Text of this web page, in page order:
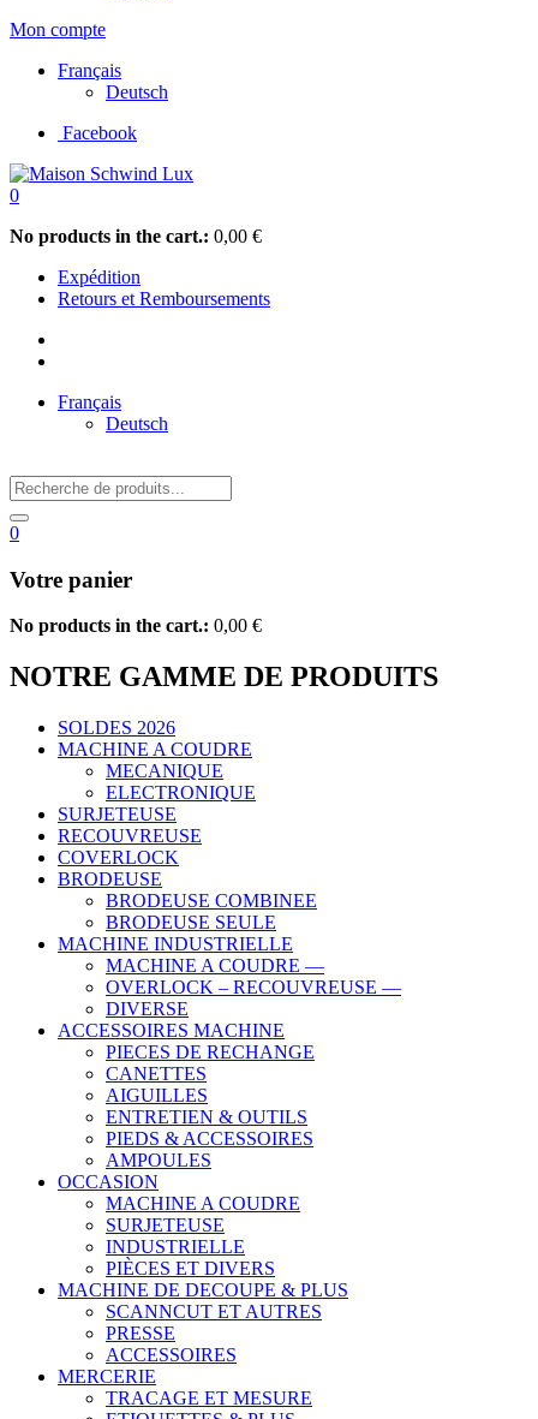
Mon compte
Français
Deutsch
Facebook
0
No products in the cart.: 0,00 €
Expédition
Retours et Remboursements
Français
Deutsch
0
Votre panier
No products in the cart.: 0,00 €
NOTRE GAMME DE PRODUITS
SOLDES 2026
MACHINE A COUDRE
MECANIQUE
ELECTRONIQUE
SURJETEUSE
RECOUVREUSE
COVERLOCK
BRODEUSE
BRODEUSE COMBINEE
BRODEUSE SEULE
MACHINE INDUSTRIELLE
MACHINE A COUDRE —
OVERLOCK – RECOUVREUSE —
DIVERSE
ACCESSOIRES MACHINE
PIECES DE RECHANGE
CANETTES
AIGUILLES
ENTRETIEN & OUTILS
PIEDS & ACCESSOIRES
AMPOULES
OCCASION
MACHINE A COUDRE
SURJETEUSE
INDUSTRIELLE
PIÈCES ET DIVERS
MACHINE DE DECOUPE & PLUS
SCANNCUT ET AUTRES
PRESSE
ACCESSOIRES
MERCERIE
TRACAGE ET MESURE